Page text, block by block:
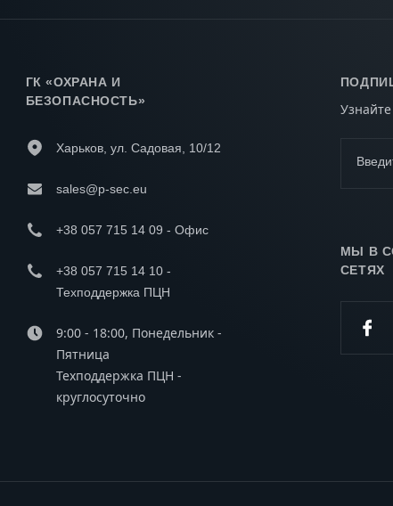
ГК «ОХРАНА И
БЕЗОПАСНОСТЬ»
Харьков, ул. Садовая, 10/12
sales@p-sec.eu
+38 057 715 14 09 - Офис
+38 057 715 14 10 -
Техподдержка ПЦН
9:00 - 18:00, Понедельник -
Пятница
Техподдержка ПЦН -
круглосуточно
МЫ В
СЕТЯХ